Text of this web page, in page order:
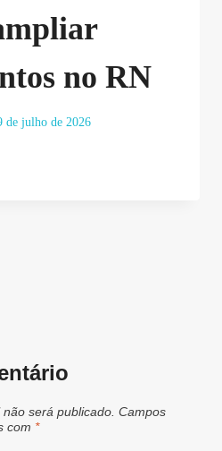
no RN
de julho de 2026
será publicado. Campos
com *